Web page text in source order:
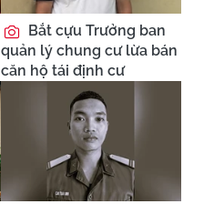
Bắt cựu Trưởng ban
quản lý chung cư lừa bán
căn hộ tái định cư